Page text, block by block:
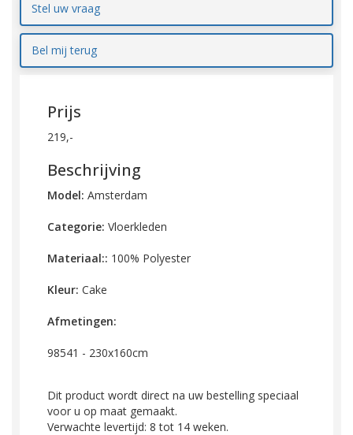
Stel uw vraag
Bel mij terug
Prijs
219,-
Beschrijving
Model: Amsterdam
Categorie: Vloerkleden
Materiaal:: 100% Polyester
Kleur: Cake
Afmetingen:
98541 - 230x160cm
Dit product wordt direct na uw bestelling speciaal
voor u op maat gemaakt.
Verwachte levertijd: 8 tot 14 weken.